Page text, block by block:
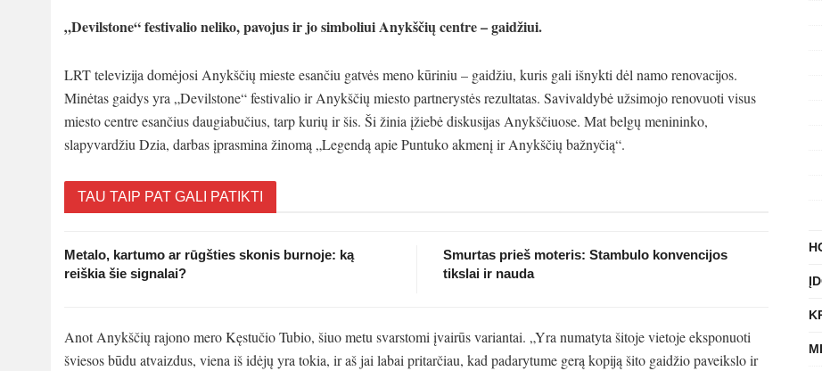
„Devilstone“ festivalio neliko, pavojus ir jo simboliui Anykščių centre – gaidžiui.
LRT televizija domėjosi Anykščių mieste esančiu gatvės meno kūriniu – gaidžiu, kuris gali išnykti dėl namo renovacijos.
Minėtas gaidys yra „Devilstone“ festivalio ir Anykščių miesto partnerystės rezultatas. Savivaldybė užsimojo renovuoti visus
miesto centre esančius daugiabučius, tarp kurių ir šis. Ši žinia įžiebė diskusijas Anykščiuose. Mat belgų menininko,
slapyvardžiu Dzia, darbas įprasmina žinomą „Legendą apie Puntuko akmenį ir Anykščių bažnyčią“.
TAU TAIP PAT GALI PATIKTI
Metalo, kartumo ar rūgšties skonis burnoje: ką
reiškia šie signalai?
Smurtas prieš moteris: Stambulo konvencijos
tikslai ir nauda
Anot Anykščių rajono mero Kęstučio Tubio, šiuo metu svarstomi įvairūs variantai. „Yra numatyta šitoje vietoje eksponuoti
šviesos būdu atvaizdus, viena iš idėjų yra tokia, ir aš jai labai pritarčiau, kad padarytume gerą kopiją šito gaidžio paveikslo ir